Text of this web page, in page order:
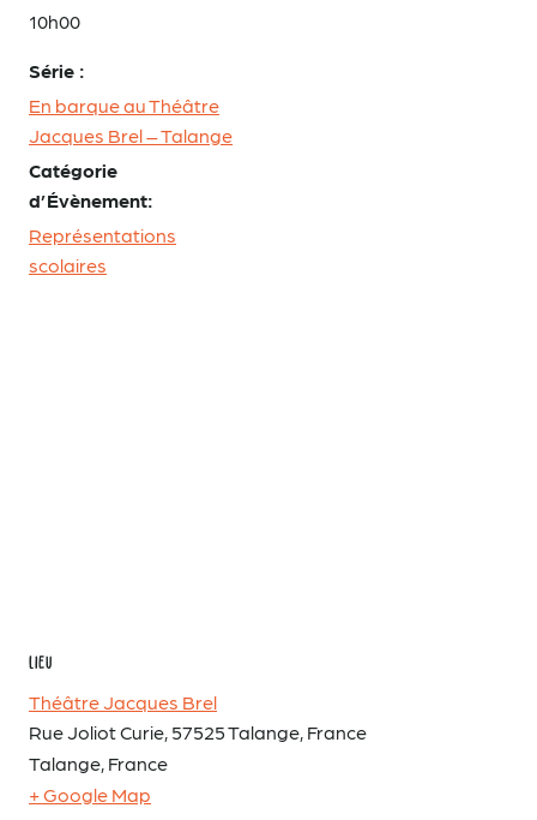
10h00
Série :
En barque au Théâtre
Jacques Brel – Talange
Catégorie
d’Évènement:
Représentations
scolaires
LIEU
Théâtre Jacques Brel
Rue Joliot Curie, 57525 Talange, France
Talange, France
+ Google Map